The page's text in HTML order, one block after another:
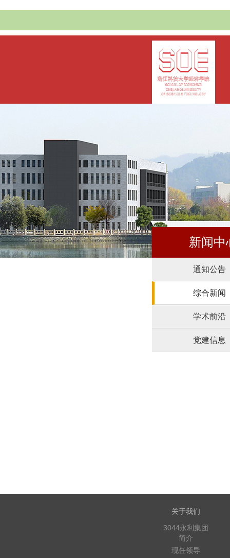
新闻中
通知公告
综合新闻
学术前沿
党建信息
关于我们
3044永利集团
简介
现任领导